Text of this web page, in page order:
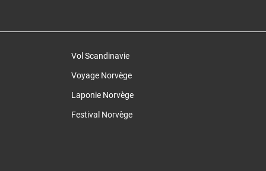
Vol Scandinavie
Voyage Norvège
Laponie Norvège
Festival Norvège